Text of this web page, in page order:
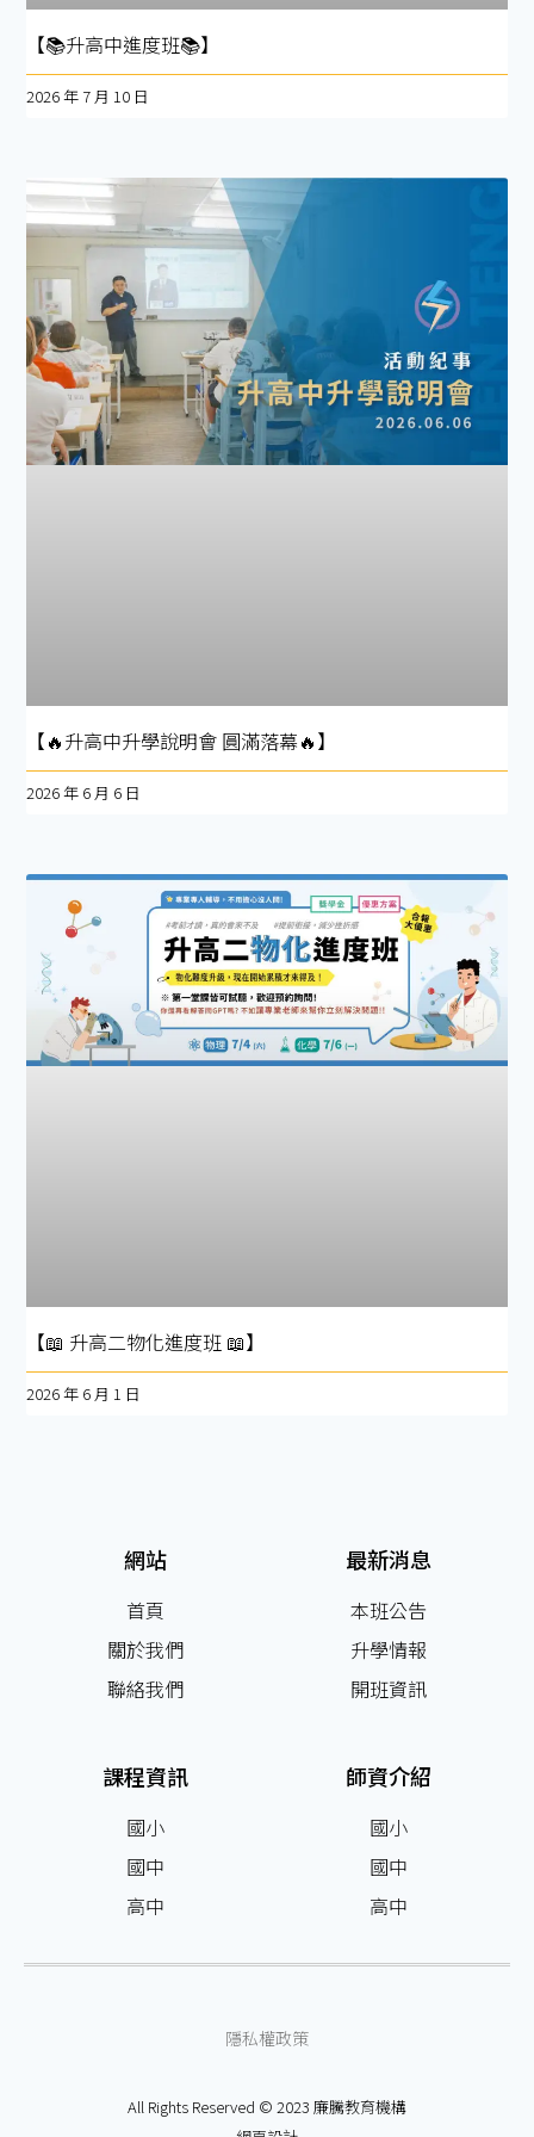
【📚升高中進度班📚】
2026 年 7 月 10 日
【🔥升高中升學說明會 圓滿落幕🔥】
2026 年 6 月 6 日
【📖 升高二物化進度班 📖】
2026 年 6 月 1 日
網站
首頁
關於我們
聯絡我們
最新消息
本班公告
升學情報
開班資訊
課程資訊
國小
國中
高中
師資介紹
國小
國中
高中
隱私權政策
All Rights Reserved © 2023 廉騰教育機構